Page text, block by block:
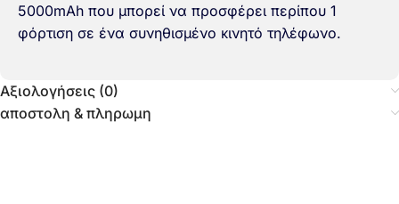
5000mAh που μπορεί να προσφέρει περίπου 1
φόρτιση σε ένα συνηθισμένο κινητό τηλέφωνο.
Αξιολογήσεις (0)
αποστολη & πληρωμη